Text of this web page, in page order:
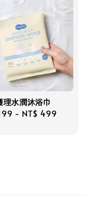
理水潤沐浴巾
- NT$ 499